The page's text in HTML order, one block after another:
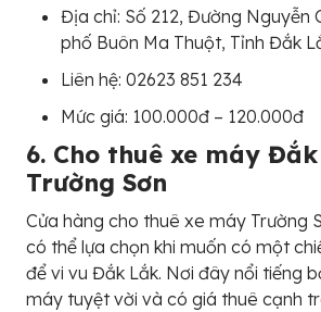
Địa chỉ: Số 212, Đường Nguyễn
phố Buôn Ma Thuột, Tỉnh Đắk
Liên hệ: 02623 851 234
Mức giá: 100.000đ – 120.000đ
6. Cho thuê xe máy
Trường Sơn
Cửa hàng cho thuê xe máy Trường
có thể lựa chọn khi muốn có một
để vi vu Đắk Lắk. Nơi đây nổi tiếng
máy tuyệt vời và có giá thuê cạnh